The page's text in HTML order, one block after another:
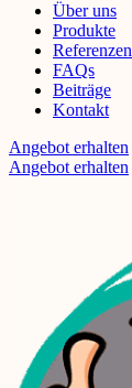
Über uns
Produkte
Referenzen
FAQs
Beiträge
Kontakt
Angebot erhalten
Angebot erhalten